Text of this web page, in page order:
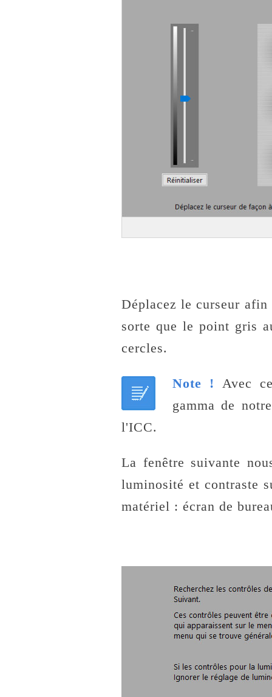
Déplacez le curseur
sorte que le point gris
cercles.
Note ! Avec
gamma de
l'ICC.
La fenêtre suivante
luminosité et contraste
matériel : écran de